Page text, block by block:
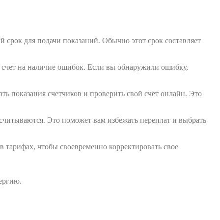
для подачи показаний. Обычно этот срок составляет
счет на наличие ошибок. Если вы обнаружили ошибку,
показания счетчиков и проверить свой счет онлайн. Это
Это поможет вам избежать переплат и выбрать
чтобы своевременно корректировать свое